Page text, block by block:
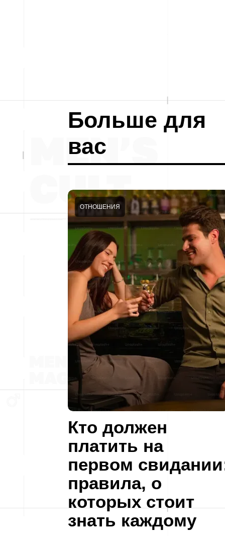
Больше для
вас
Кто должен
платить на
первом
правила, о
которых стоит
знать каждому
ОТНОШЕНИЯ